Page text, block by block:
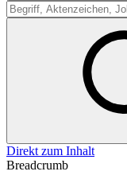
Suche
Direkt zum Inhalt
Breadcrumb